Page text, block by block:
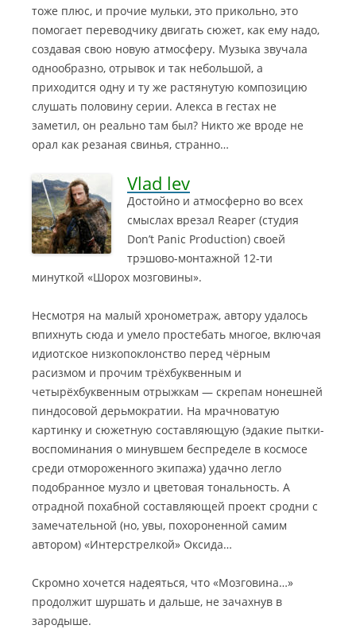
тоже плюс, и прочие мульки, это прикольно, это
помогает переводчику двигать сюжет, как ему надо,
создавая свою новую атмосферу. Музыка звучала
однообразно, отрывок и так небольшой, а
приходится одну и ту же растянутую композицию
слушать половину серии. Алекса в гестах не
заметил, он реально там был? Никто же вроде не
орал как резаная свинья, странно…
Vlad lev
Достойно и атмосферно во всех
смыслах врезал Reaper (студия
Don’t Panic Production) своей
трэшово-монтажной 12-ти
минуткой «Шорох мозговины».
Несмотря на малый хронометраж, автору удалось
впихнуть сюда и умело простебать многое, включая
идиотское низкопоклонство перед чёрным
расизмом и прочим трёхбуквенным и
четырёхбуквенным отрыжкам — скрепам нонешней
пиндосовой дерьмократии. На мрачноватую
картинку и сюжетную составляющую (эдакие пытки-
воспоминания о минувшем беспределе в космосе
среди отмороженного экипажа) удачно легло
подобранное музло и цветовая тональность. А
отрадной похабной составляющей проект сродни с
замечательной (но, увы, похороненной самим
автором) «Интерстрелкой» Оксида…
Скромно хочется надеяться, что «Мозговина…»
продолжит шуршать и дальше, не зачахнув в
зародыше.